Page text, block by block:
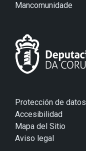
Mancomunidade
Protección de datos
Accesibilidad
Mapa del Sitio
Aviso legal